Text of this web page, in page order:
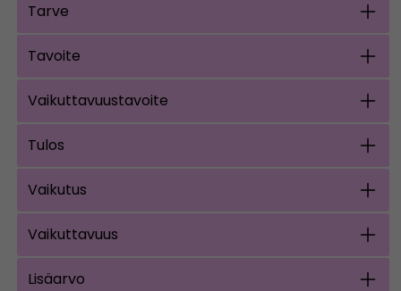
Tarve
Tavoite
Vaikuttavuustavoite
Tulos
Vaikutus
Vaikuttavuus
Lisäarvo